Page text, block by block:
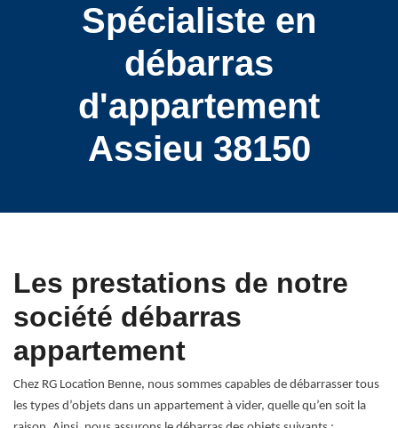
Spécialiste en
débarras
d'appartement
Assieu 38150
Les prestations de notre
société débarras
appartement
Chez RG Location Benne, nous sommes capables de débarrasser tous
les types d’objets dans un appartement à vider, quelle qu’en soit la